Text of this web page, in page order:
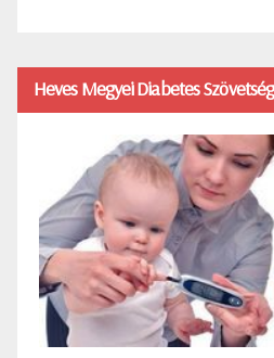
Heves Megyei Diabetes Szövetség